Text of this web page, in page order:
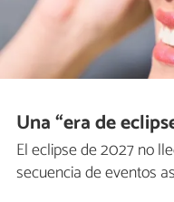
Una “era de
El eclipse de 2027 no
secuencia de eventos